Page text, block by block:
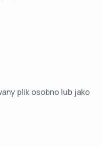
plik osobno lub jako